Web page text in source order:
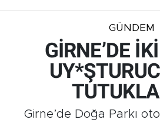
GÜNDEM
GİRNE’DE
Girne’de Doğa Parkı